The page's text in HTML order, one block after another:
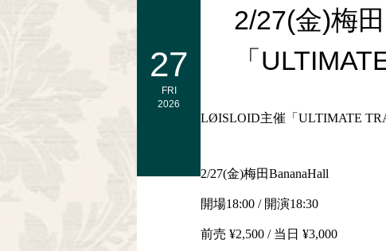
2/27(金)梅
「
27
FRI
2026
LØISLOID主催「ULTIMATE
2/27(金)梅田BananaHall
開場18:00 / 開演18:30
前売 ¥2,500 / 当日 ¥3,000